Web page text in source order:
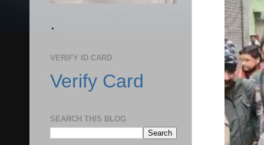
.
VERIFY ID CARD
Verify Card
SEARCH THIS BLOG